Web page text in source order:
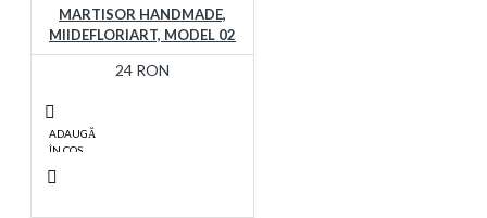
MARTISOR HANDMADE,
MIIDEFLORIART, MODEL 02
24 RON
ADAUGĂ
ÎN COŞ